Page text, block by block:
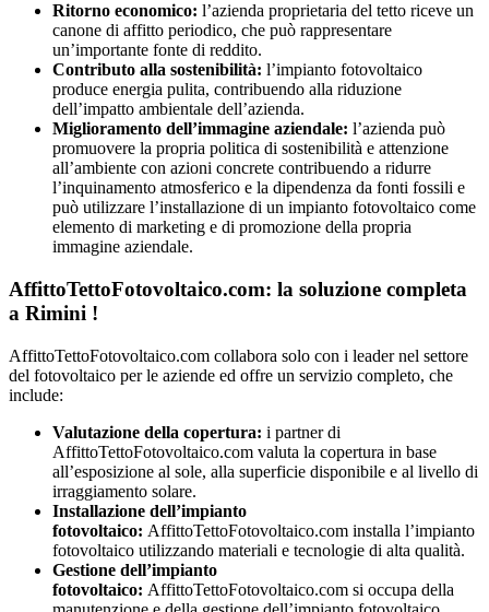
Ritorno economico: l’azienda proprietaria del tetto riceve un
canone di affitto periodico, che può rappresentare
un’importante fonte di reddito.
Contributo alla sostenibilità: l’impianto fotovoltaico
produce energia pulita, contribuendo alla riduzione
dell’impatto ambientale dell’azienda.
Miglioramento dell’immagine aziendale: l’azienda può
promuovere la propria politica di sostenibilità e attenzione
all’ambiente con azioni concrete contribuendo a ridurre
l’inquinamento atmosferico e la dipendenza da fonti fossili e
può utilizzare l’installazione di un impianto fotovoltaico come
elemento di marketing e di promozione della propria
immagine aziendale.
AffittoTettoFotovoltaico.com: la soluzione completa
a Rimini !
AffittoTettoFotovoltaico.com collabora solo con i leader nel settore
del fotovoltaico per le aziende ed offre un servizio completo, che
include:
Valutazione della copertura: i partner di
AffittoTettoFotovoltaico.com valuta la copertura in base
all’esposizione al sole, alla superficie disponibile e al livello di
irraggiamento solare.
Installazione dell’impianto
fotovoltaico: AffittoTettoFotovoltaico.com installa l’impianto
fotovoltaico utilizzando materiali e tecnologie di alta qualità.
Gestione dell’impianto
fotovoltaico: AffittoTettoFotovoltaico.com si occupa della